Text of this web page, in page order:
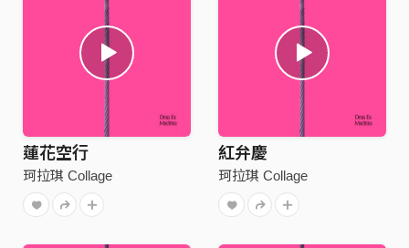
蓮花空行
珂拉琪 Collage
紅弁慶
珂拉琪 Collage